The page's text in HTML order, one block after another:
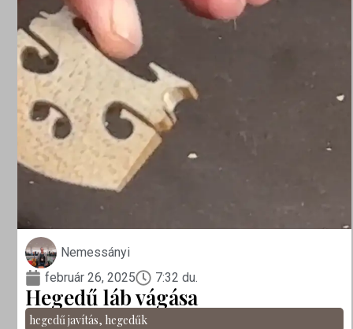
Nemessányi
február 26, 2025
7:32 du.
Hegedű láb vágása
hegedű javítás, hegedűk